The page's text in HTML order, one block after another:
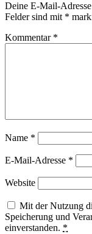
Deine E-Mail-
Felder sind mit *
Kommentar *
Name *
E-Mail-Adresse *
Website
Mit der Nutzung
Speicherung und
einverstanden. *